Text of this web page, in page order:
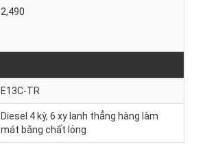
2,490
E13C-TR
Diesel 4 kỳ, 6 xy lanh thẳng hàng làm
mát bằng chất lỏng